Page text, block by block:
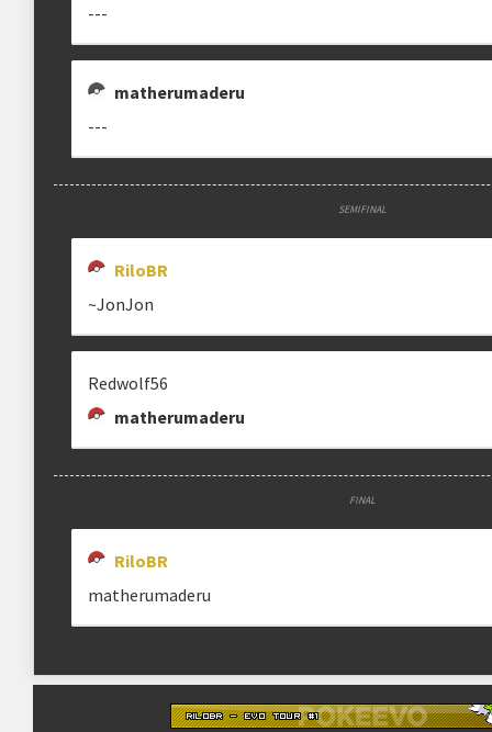
---
matherumaderu
---
SEMIFINAL
RiloBR
~JonJon
Redwolf56
matherumaderu
FINAL
RiloBR
matherumaderu